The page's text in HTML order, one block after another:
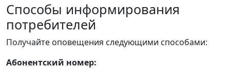
Способы информирования
потребителей
Получайте оповещения следующими способами:
Абонентский номер: